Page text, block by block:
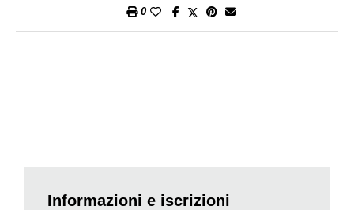
(ore 14.00): Muralto, il paese dei pescatori.
0
Informazioni e iscrizioni